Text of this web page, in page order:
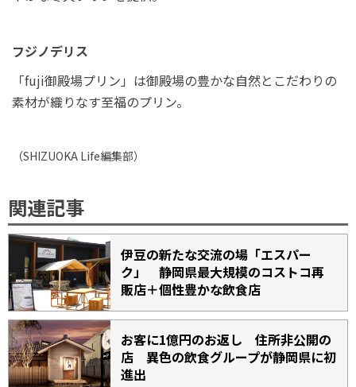
フジノデリス
「fuji御殿場プリン」は御殿場の豊かな自然とこだわりの
素材が織りなす至福のプリン。
（SHIZUOKA Life編集部）
関連記事
伊豆の新たな交流の場「エスパー
ク」 静岡県最大規模のコストコ再
販店＋個性豊かな飲食店
お客に1億円のお返し 住所非公開の
店 異色の飲食グループが静岡県に初
進出